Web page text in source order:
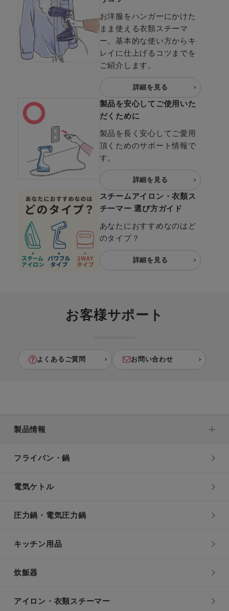
お洋服をハンガーにかけた
まま使える衣類スチーマ
ー。基本的な使い方からキ
レイに仕上げるコツまでを
ご紹介します。
詳細を見る
製品を安心してご使用いた
だくために
製品を長く安心してご愛用
頂くためのサポート情報で
す。
詳細を見る
スチームアイロン・衣類ス
チーマー 選び方ガイド
あなたにおすすめなのはど
のタイプ？
詳細を見る
お客様サポート
よくあるご質問 お問い合わせ
製品情報
フライパン・鍋
電気ケトル
圧力鍋・電気圧力鍋
キッチン用品
炊飯器
アイロン・衣類スチーマー